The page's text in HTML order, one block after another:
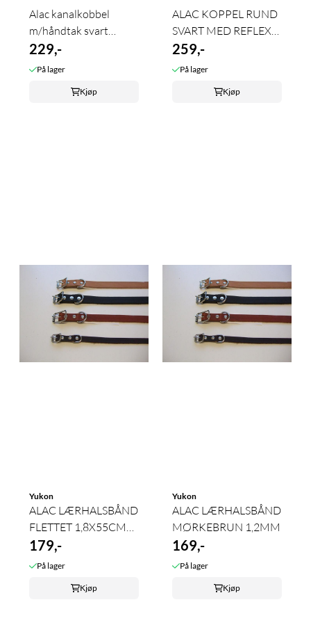
Alac kanalkobbel
m/håndtak svart
pistolkrok ...
229,-
På lager
Kjøp
ALAC KOPPEL RUND
SVART MED REFLEX
8MMx190CM
259,-
På lager
Kjøp
Yukon
ALAC LÆRHALSBÅND
FLETTET 1,8X55CM
SVART
179,-
På lager
Kjøp
Yukon
ALAC LÆRHALSBÅND
MØRKEBRUN 1,2MM
169,-
På lager
Kjøp